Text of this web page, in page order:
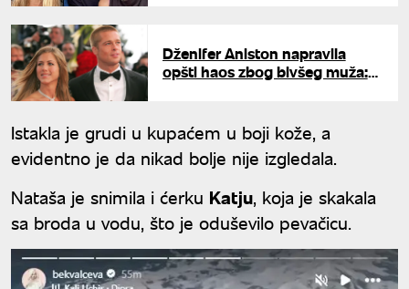
Dženifer Aniston napravila
opšti haos zbog bivšeg muža:
Istakla je grudi u kupaćem u boji kože, a
evidentno je da nikad bolje nije izgledala.
Nataša je snimila i ćerku Katju, koja je skakala
sa broda u vodu, što je oduševilo pevačicu.